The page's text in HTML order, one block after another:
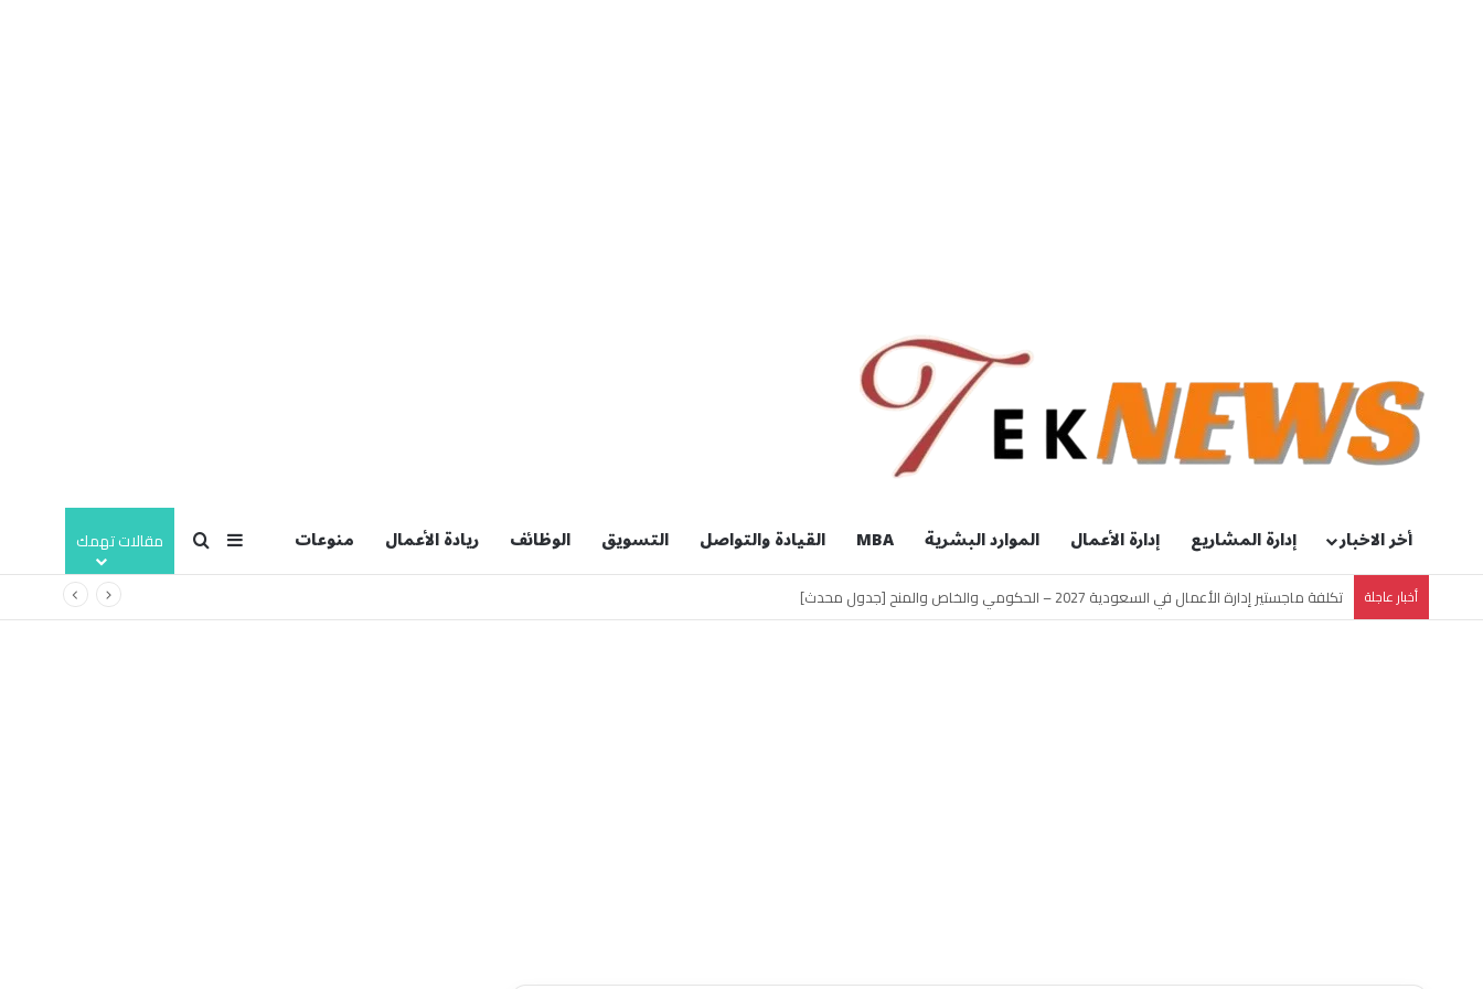
أخر الاخبار إدارة المشاريع إدارة الأعمال الموارد البشرية MBA القيادة والتواصل التسويق الوظائف ريادة الأعمال منوعات إضافة عمود جانبي
بحث عنمقالات تهمك
أخبار عاجلة تكلفة ماجستير إدارة الأعمال في السعودية 2027 – الحكومي والخاص والمنح [جدول محدث]